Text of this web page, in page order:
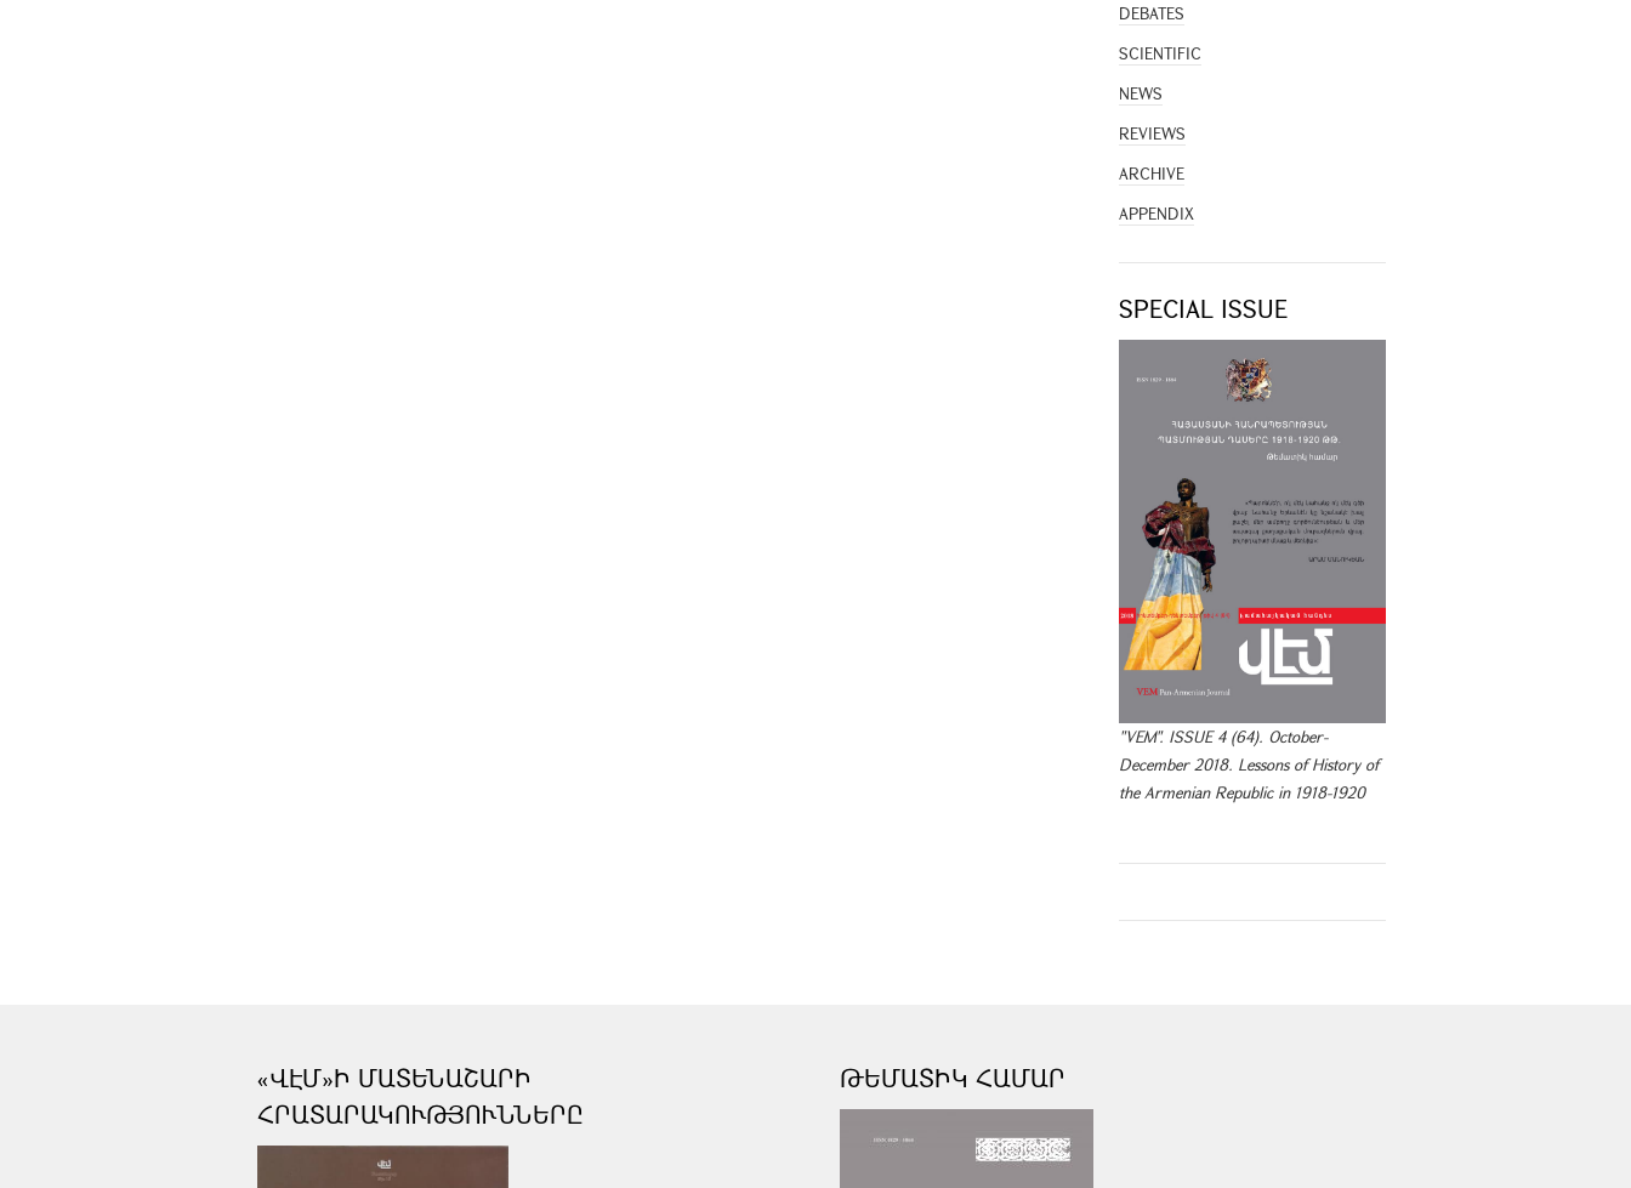
DEBATES
SCIENTIFIC
NEWS
REVIEWS
ARCHIVE
APPENDIX
SPECIAL ISSUE
"VEM". ISSUE 4 (64). October-
December 2018. Lessons of History of
the Armenian Republic in 1918-1920
«ՎԷՄ»Ի ՄԱՏԵՆԱՇԱՐԻ
ՀՐԱՏԱՐԱԿՈՒԹՅՈՒՆՆԵՐԸ
ԹԵՄԱՏԻԿ ՀԱՄԱՐ